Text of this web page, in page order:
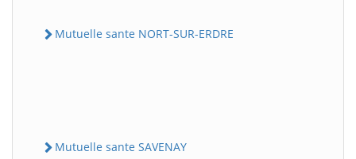
Mutuelle sante NORT-SUR-ERDRE
Mutuelle sante SAVENAY